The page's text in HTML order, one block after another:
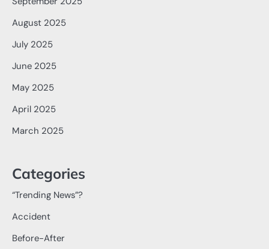
August 2025
July 2025
June 2025
May 2025
April 2025
March 2025
Categories
“Trending News”?
Accident
Before-After